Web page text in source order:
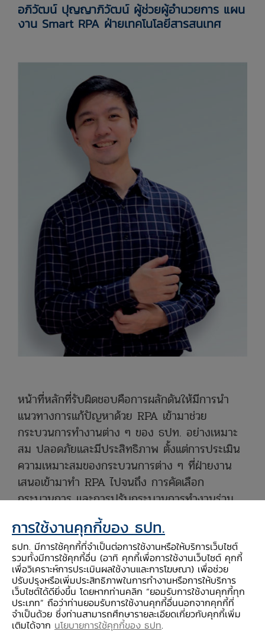
อภิวัฒน์ ปุญญาภิวัฒน์ ผู้ช่วยผู้อำนวยการ แผน
งาน Smart RPA ฝ่ายเทคโนโลยีสารสนเทศ
หน้าที่หลักที่รับผิดชอบคือการผลักดันให้มีการนำ
แนวทางการแก้ปัญหาด้วย RPA เข้ามาช่วย
กระบวนการทำงานต่าง ๆ ของ ธปท. อย่างเหมาะ
สม ปลอดภัยและมีประสิทธิภาพ ตั้งแต่การประเมิน
ความเหมาะสมของกระบวนการต่าง ๆ ที่ฝ่ายงาน
เสนอเข้ามาทำ RPA ไปจนถึง การคัดเลือก
กระบวนการ และการปรับกระบวนการทำงานร่วม
กับฝ่ายงาน เพื่อหาวิธีการแก้ไขที่เหมาะสม ก่อนนำ
ไปพัฒนาจนกระทั่งฝ่ายงานนำการแก้ปัญหาด้วย
RPA มาใช้งานจริง ซึ่งจะช่วยให้การทำงานของฝ่าย
งานต่าง ๆ ใน ธปท. มีประสิทธิภาพมากขึ้น ลด
ความผิดพลาด ลดระยะเวลาในการทำงาน และให้
พนักงานสามารถนำเวลาไปพัฒนาหรือผลักดัน
นโยบายต่าง ๆ ให้แก่องค์กรได้มากขึ้น
การใช้งานคุกกี้ของ ธปท.
ธปท. มีการใช้คุกกี้ที่จำเป็นต่อการใช้งานหรือให้บริการเว็บไซต์
รวมทั้งมีการใช้คุกกี้อื่น (อาทิ คุกกี้เพื่อการใช้งานเว็บไซต์ คุกกี้
เพื่อวิเคราะห์การประเมินผลใช้งานและการโฆษณา) เพื่อช่วย
ปรับปรุงหรือเพิ่มประสิทธิภาพในการทำงานหรือการให้บริการ
เว็บไซต์ได้ดียิ่งขึ้น โดยหากท่านคลิก “ยอมรับการใช้งานคุกกี้ทุก
ประเภท” ถือว่าท่านยอมรับการใช้งานคุกกี้อื่นนอกจากคุกกี้ที่
จำเป็นด้วย ซึ่งท่านสามารถศึกษารายละเอียดเกี่ยวกับคุกกี้เพิ่ม
เติมได้จาก นโยบายการใช้คุกกี้ของ ธปท.